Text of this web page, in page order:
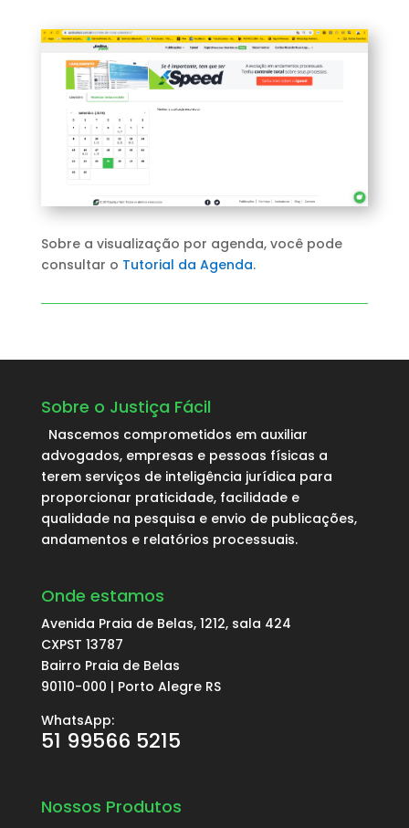
Sobre a visualização por agenda, você pode
consultar o Tutorial da Agenda.
Sobre o Justiça Fácil
Nascemos comprometidos em auxiliar
advogados, empresas e pessoas físicas a
terem serviços de inteligência jurídica para
proporcionar praticidade, facilidade e
qualidade na pesquisa e envio de publicações,
andamentos e relatórios processuais.
Onde estamos
Avenida Praia de Belas, 1212, sala 424
CXPST 13787
Bairro Praia de Belas
90110-000 | Porto Alegre RS
WhatsApp:
51 99566 5215
Nossos Produtos